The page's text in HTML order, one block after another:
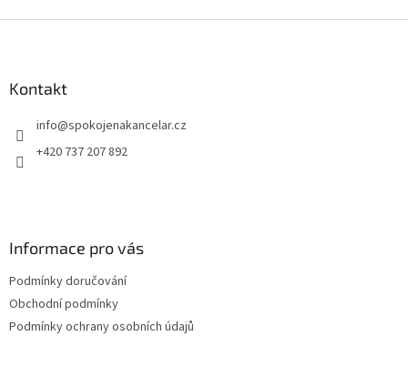
Kontakt
info@spokojenakancelar.cz
+420 737 207 892
Informace pro vás
Podmínky doručování
Obchodní podmínky
Podmínky ochrany osobních údajů